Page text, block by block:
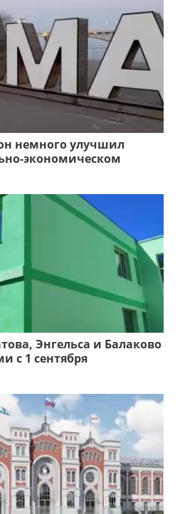
немного улучшил
экономическом
Энгельса и Балаково
с 1 сентября